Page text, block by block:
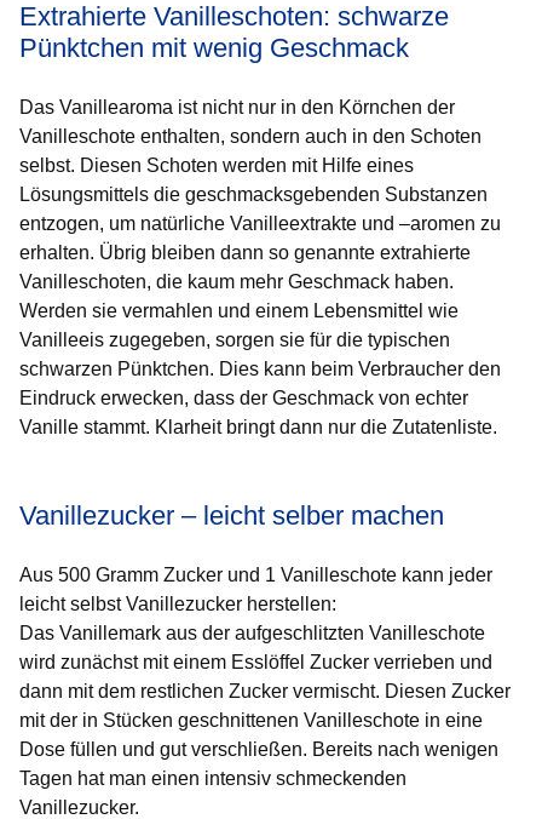
Extrahierte Vanilleschoten: schwarze
Pünktchen mit wenig Geschmack
Das Vanillearoma ist nicht nur in den Körnchen der
Vanilleschote enthalten, sondern auch in den Schoten
selbst. Diesen Schoten werden mit Hilfe eines
Lösungsmittels die geschmacksgebenden Substanzen
entzogen, um natürliche Vanilleextrakte und –aromen zu
erhalten. Übrig bleiben dann so genannte extrahierte
Vanilleschoten, die kaum mehr Geschmack haben.
Werden sie vermahlen und einem Lebensmittel wie
Vanilleeis zugegeben, sorgen sie für die typischen
schwarzen Pünktchen. Dies kann beim Verbraucher den
Eindruck erwecken, dass der Geschmack von echter
Vanille stammt. Klarheit bringt dann nur die Zutatenliste.
Vanillezucker – leicht selber machen
Aus 500 Gramm Zucker und 1 Vanilleschote kann jeder
leicht selbst Vanillezucker herstellen:
Das Vanillemark aus der aufgeschlitzten Vanilleschote
wird zunächst mit einem Esslöffel Zucker verrieben und
dann mit dem restlichen Zucker vermischt. Diesen Zucker
mit der in Stücken geschnittenen Vanilleschote in eine
Dose füllen und gut verschließen. Bereits nach wenigen
Tagen hat man einen intensiv schmeckenden
Vanillezucker.